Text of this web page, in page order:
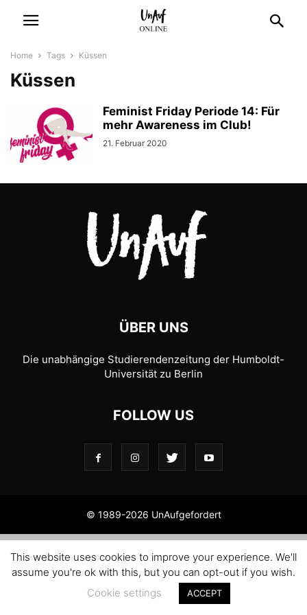
Home Tags Küssen
Küssen
Feminist Friday Periode 14: Für
mehr Awareness im Club!
21. Februar 2020
ÜBER UNS
Die unabhängige Studierendenzeitung der Humboldt-
Universität zu Berlin
FOLLOW US
© 1989-2026 UnAufgefordert
This website uses cookies to improve your experience. We'll
assume you're ok with this, but you can opt-out if you wish.
Cookie settings
ACCEPT